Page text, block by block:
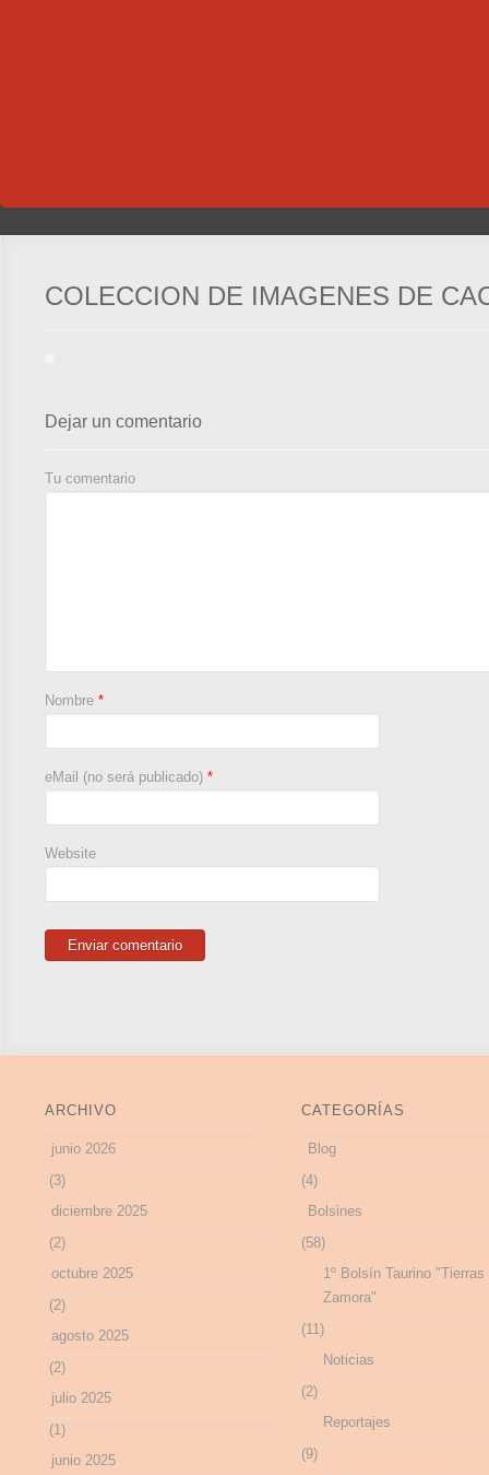
COLECCION DE IMAGENES DE
Dejar un comentario
Tu comentario
Nombre *
eMail (no será publicado) *
Website
ARCHIVO
junio 2026
(3)
diciembre 2025
(2)
octubre 2025
(2)
agosto 2025
(2)
julio 2025
(1)
junio 2025
CATEGORÍAS
Blog
(4)
Bolsines
(58)
1º Bolsín Taurino "Tierras
Zamora"
(11)
Noticias
(2)
Reportajes
(9)